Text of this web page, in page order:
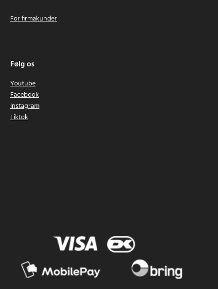
For firmakunder
Følg os
Youtube
Facebook
Instagram
Tiktok